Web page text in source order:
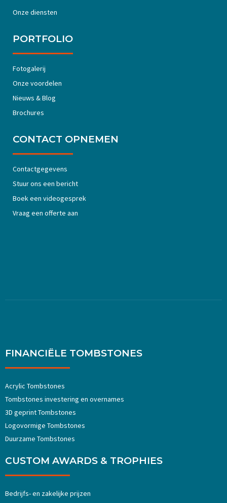
Onze diensten
PORTFOLIO
Fotogalerij
Onze voordelen
Nieuws & Blog
Brochures
CONTACT OPNEMEN
Contactgegevens
Stuur ons een bericht
Boek een videogesprek
Vraag een offerte aan
FINANCIËLE TOMBSTONES
Acrylic Tombstones
Tombstones investering en overnames
3D geprint Tombstones
Logovormige Tombstones
Duurzame Tombstones
CUSTOM AWARDS & TROPHIES
Bedrijfs- en zakelijke prijzen